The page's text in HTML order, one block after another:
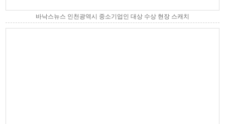
바낙스뉴스 인천광역시 중소기업인 대상 수상 현장 스캐치